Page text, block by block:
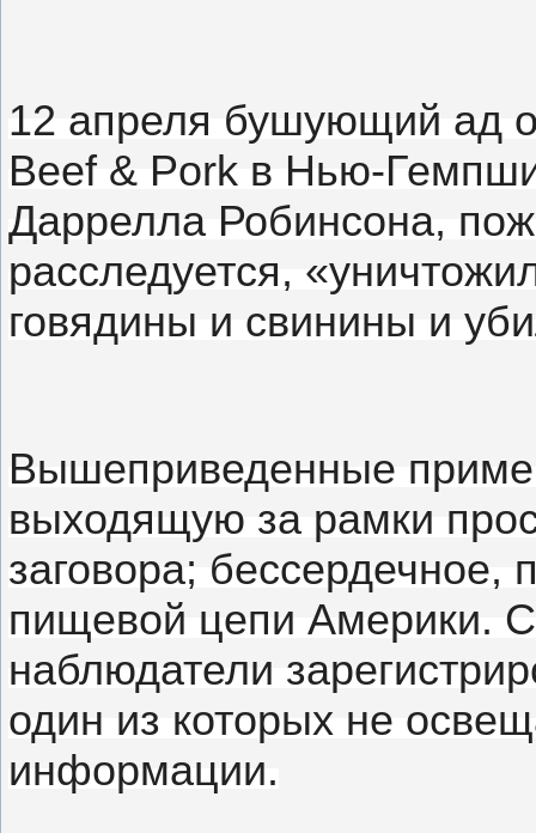
12 апреля бушующий ад
Beef & Pork в Нью-
Даррелла Робинсона,
расследуется,
говядины и свинины и
Вышеприведенные
выходящую за рамки
заговора; бессердечное,
пищевой цепи Америки.
наблюдатели
один из которых не
информации.